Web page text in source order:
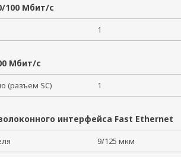
100 Мбит/с
1
Мбит/с
(разъем SC) 1
интерфейса Fast Ethernet
9/125 мкм